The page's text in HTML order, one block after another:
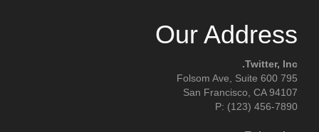
Our Address
Twitter, Inc.
795 Folsom Ave, Suite 600
San Francisco, CA 94107
P: (123) 456-7890